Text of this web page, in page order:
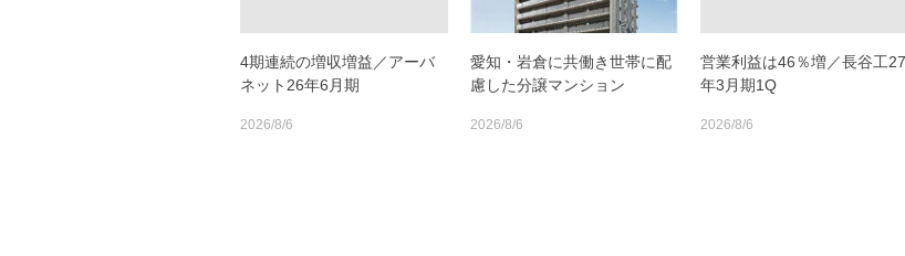
4期連続の増収増益／アーバ
ネット26年6月期
2026/8/6
愛知・岩倉に共働き世帯に配
慮した分譲マンション
2026/8/6
営業利益は46％増／長谷工27
年3月期1Q
2026/8/6